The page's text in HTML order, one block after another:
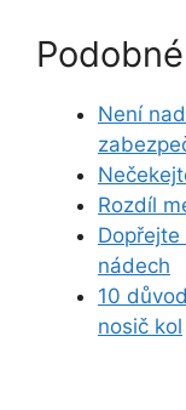
Není
Rozdíl
nádech
10
nosič kol